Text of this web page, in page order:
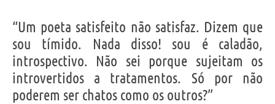
“Um poeta satisfeito não satisfaz. Dizem que
sou tímido. Nada disso! sou é caladão,
introspectivo. Não sei porque sujeitam os
introvertidos a tratamentos. Só por não
poderem ser chatos como os outros?”